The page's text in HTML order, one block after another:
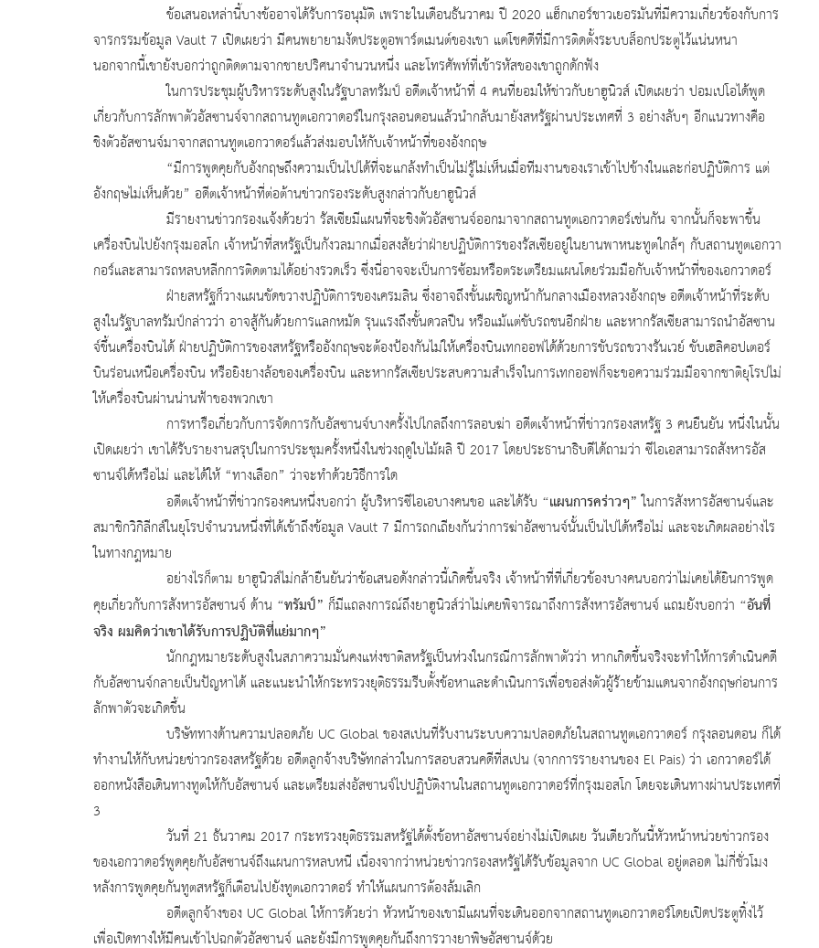
ข้อเสนอเหล่านี้บางข้ออาจได้รับการอนุมัติ เพราะในเดือนธันวาคม ปี 2020 แฮ็กเกอร์ชาวเยอรมันที่มีความเกี่ยวข้องกับการ
จารกรรมข้อมูล Vault 7 เปิดเผยว่า มีคนพยายามงัดประตูอพาร์ตเมนต์ของเขา แต่โชคดีที่มีการติดตั้งระบบล็อกประตูไว้แน่นหนา
นอกจากนี้เขายังบอกว่าถูกติดตามจากชายปริศนาจำนวนหนึ่ง และโทรศัพท์ที่เข้ารหัสของเขาถูกดักฟัง
ในการประชุมผู้บริหารระดับสูงในรัฐบาลทรัมป์ อดีตเจ้าหน้าที่ 4 คนที่ยอมให้ข่าวกับยาฮูนิวส์ เปิดเผยว่า ปอมเปโอได้พูด
เกี่ยวกับการลักพาตัวอัสซานจ์จากสถานทูตเอกวาดอร์ในกรุงลอนดอนแล้วนำกลับมายังสหรัฐผ่านประเทศที่ 3 อย่างลับๆ อีกแนวทางคือ
ชิงตัวอัสซานจ์มาจากสถานทูตเอกวาดอร์แล้วส่งมอบให้กับเจ้าหน้าที่ของอังกฤษ
“มีการพูดคุยกับอังกฤษถึงความเป็นไปได้ที่จะแกล้งทำเป็นไม่รู้ไม่เห็นเมื่อทีมงานของเราเข้าไปข้างในและก่อปฏิบัติการ แต่
อังกฤษไม่เห็นด้วย” อดีตเจ้าหน้าที่ต่อต้านข่าวกรองระดับสูงกล่าวกับยาฮูนิวส์
มีรายงานข่าวกรองแจ้งด้วยว่า รัสเซียมีแผนที่จะชิงตัวอัสซานจ์ออกมาจากสถานทูตเอกวาดอร์เช่นกัน จากนั้นก็จะพาขึ้น
เครื่องบินไปยังกรุงมอสโก เจ้าหน้าที่สหรัฐเป็นกังวลมากเมื่อสงสัยว่าฝ่ายปฏิบัติการของรัสเซียอยู่ในยานพาหนะทูตใกล้ๆ กับสถานทูตเอกวา
กอร์และสามารถหลบหลีกการติดตามได้อย่างรวดเร็ว ซึ่งนี่อาจจะเป็นการซ้อมหรือตระเตรียมแผนโดยร่วมมือกับเจ้าหน้าที่ของเอกวาดอร์
ฝ่ายสหรัฐก็วางแผนขัดขวางปฏิบัติการของเครมลิน ซึ่งอาจถึงขั้นเผชิญหน้ากันกลางเมืองหลวงอังกฤษ อดีตเจ้าหน้าที่ระดับ
สูงในรัฐบาลทรัมป์กล่าวว่า อาจสู้กันด้วยการแลกหมัด รุนแรงถึงขั้นดวลปืน หรือแม้แต่ขับรถชนอีกฝ่าย และหากรัสเซียสามารถนำอัสซาน
จ์ขึ้นเครื่องบินได้ ฝ่ายปฏิบัติการของสหรัฐหรืออังกฤษจะต้องป้องกันไม่ให้เครื่องบินเทกออฟได้ด้วยการขับรถขวางรันเวย์ ขับเฮลิคอปเตอร์
บินร่อนเหนือเครื่องบิน หรือยิงยางล้อของเครื่องบิน และหากรัสเซียประสบความสำเร็จในการเทกออฟก็จะขอความร่วมมือจากชาติยุโรปไม่
ให้เครื่องบินผ่านน่านฟ้าของพวกเขา
การหารือเกี่ยวกับการจัดการกับอัสซานจ์บางครั้งไปไกลถึงการลอบฆ่า อดีตเจ้าหน้าที่ข่าวกรองสหรัฐ 3 คนยืนยัน หนึ่งในนั้น
เปิดเผยว่า เขาได้รับรายงานสรุปในการประชุมครั้งหนึ่งในช่วงฤดูใบไม้ผลิ ปี 2017 โดยประธานาธิบดีได้ถามว่า ซีไอเอสามารถสังหารอัส
ซานจ์ได้หรือไม่ และได้ให้ “ทางเลือก” ว่าจะทำด้วยวิธีการใด
อดีตเจ้าหน้าที่ข่าวกรองคนหนึ่งบอกว่า ผู้บริหารซีไอเอบางคนขอ และได้รับ “แผนการคร่าวๆ”ในการสังหารอัสซานจ์และ
สมาชิกวิกิลีกส์ในยุโรปจำนวนหนึ่งที่ได้เข้าถึงข้อมูล Vault 7 มีการถกเถียงกันว่าการฆ่าอัสซานจ์นั้นเป็นไปได้หรือไม่ และจะเกิดผลอย่างไร
ในทางกฎหมาย
อย่างไรก็ตาม ยาฮูนิวส์ไม่กล้ายืนยันว่าข้อเสนอดังกล่าวนี้เกิดขึ้นจริง เจ้าหน้าที่ที่เกี่ยวข้องบางคนบอกว่าไม่เคยได้ยินการพูด
คุยเกี่ยวกับการสังหารอัสซานจ์ ด้าน “ทรัมป์” ก็มีแถลงการณ์ถึงยาฮูนิวส์ว่าไม่เคยพิจารณาถึงการสังหารอัสซานจ์ แถมยังบอกว่า “อันที่
จริง ผมคิดว่าเขาได้รับการปฏิบัติที่แย่มากๆ”
นักกฎหมายระดับสูงในสภาความมั่นคงแห่งชาติสหรัฐเป็นห่วงในกรณีการลักพาตัวว่า หากเกิดขึ้นจริงจะทำให้การดำเนินคดี
กับอัสซานจ์กลายเป็นปัญหาได้ และแนะนำให้กระทรวงยุติธรรมรีบตั้งข้อหาและดำเนินการเพื่อขอส่งตัวผู้ร้ายข้ามแดนจากอังกฤษก่อนการ
ลักพาตัวจะเกิดขึ้น
บริษัททางด้านความปลอดภัย UC Global ของสเปนที่รับงานระบบความปลอดภัยในสถานทูตเอกวาดอร์ กรุงลอนดอน ก็ได้
ทำงานให้กับหน่วยข่าวกรองสหรัฐด้วย อดีตลูกจ้างบริษัทกล่าวในการสอบสวนคดีที่สเปน (จากการรายงานของ El Pais) ว่า เอกวาดอร์ได้
ออกหนังสือเดินทางทูตให้กับอัสซานจ์ และเตรียมส่งอัสซานจ์ไปปฏิบัติงานในสถานทูตเอกวาดอร์ที่กรุงมอสโก โดยจะเดินทางผ่านประเทศที่
3
วันที่ 21 ธันวาคม 2017 กระทรวงยุติธรรมสหรัฐได้ตั้งข้อหาอัสซานจ์อย่างไม่เปิดเผย วันเดียวกันนี้หัวหน้าหน่วยข่าวกรอง
ของเอกวาดอร์พูดคุยกับอัสซานจ์ถึงแผนการหลบหนี เนื่องจากว่าหน่วยข่าวกรองสหรัฐได้รับข้อมูลจาก UC Global อยู่ตลอด ไม่กี่ชั่วโมง
หลังการพูดคุยกันทูตสหรัฐก็เตือนไปยังทูตเอกวาดอร์ ทำให้แผนการต้องล้มเลิก
อดีตลูกจ้างของ UC Global ให้การด้วยว่า หัวหน้าของเขามีแผนที่จะเดินออกจากสถานทูตเอกวาดอร์โดยเปิดประตูทิ้งไว้
เพื่อเปิดทางให้มีคนเข้าไปฉกตัวอัสซานจ์ และยังมีการพูดคุยกันถึงการวางยาพิษอัสซานจ์ด้วย